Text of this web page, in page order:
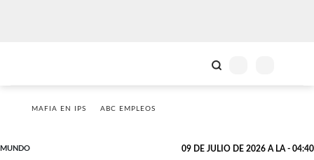
MAFIA EN IPS ABC EMPLEOS
MUNDO 09 DE JULIO DE 2026 A LA - 04:40